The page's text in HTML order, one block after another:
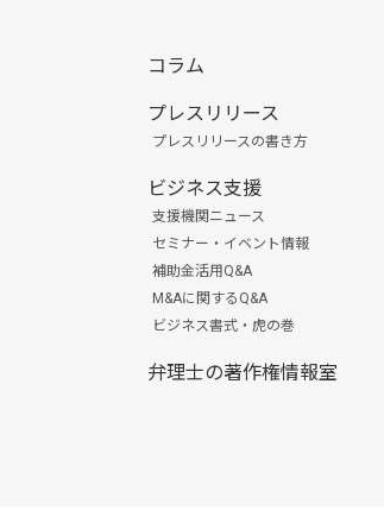
コラム
プレスリリース
プレスリリースの書き方
ビジネス支援
支援機関ニュース
セミナー・イベント情報
補助金活用Q&A
M&Aに関するQ&A
ビジネス書式・虎の巻
弁理士の著作権情報室